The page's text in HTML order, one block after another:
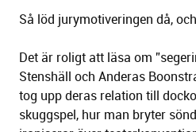
Så löd jurymotiveringen då,
Det är roligt att läsa om
Stenshäll och Anderas
tog upp deras relation till
skuggspel, hur man bryter